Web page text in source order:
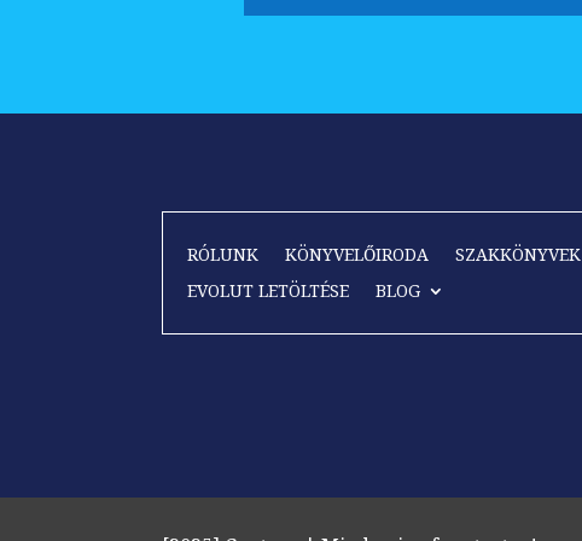
RÓLUNK KÖNYVELŐIRODA SZAKKÖNYVEK
EVOLUT LETÖLTÉSE
BLOG